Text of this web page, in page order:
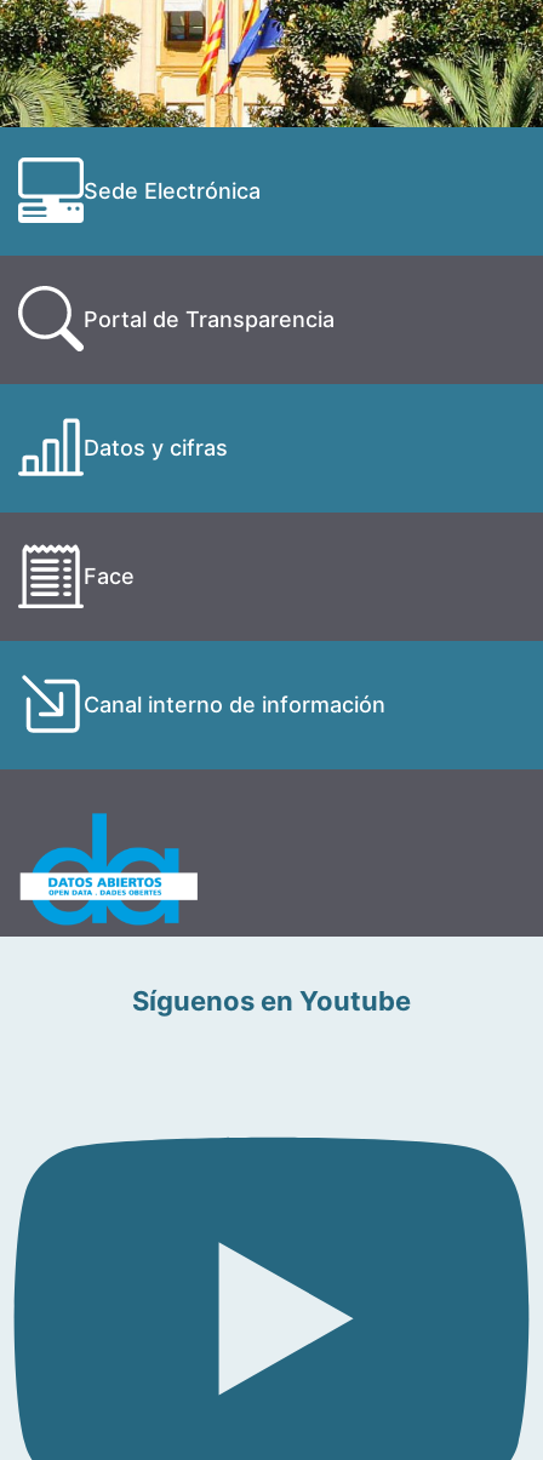
Sede Electrónica
Portal de Transparencia
Datos y cifras
Face
Canal interno de información
Síguenos en Youtube